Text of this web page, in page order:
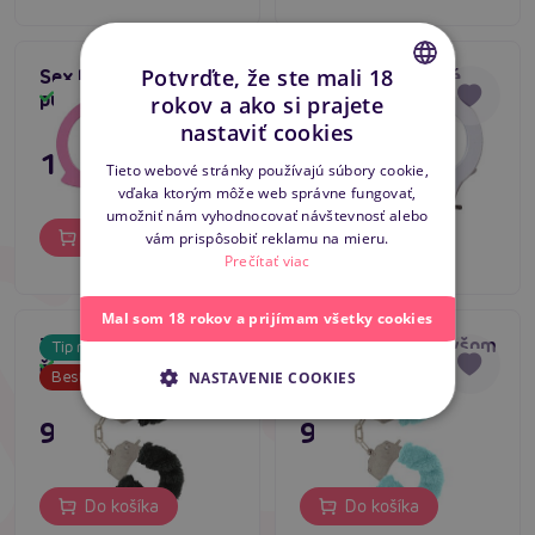
Sex Extra kovové
putá ružová
11,80 €
Do košíka
Sex Extra kovové
putá biela
Skladom
11,80 €
Do košíka
Tip na darček
Bestseller
ToyJoy Putá s plyšom
čierne
Skladom
9,96 €
Do košíka
ToyJoy Putá s plyšom
modré
9,96 €
Do košíka
CZECH
ENGLISH
Potvrďte, že ste mali 18
rokov a ako si prajete
nastaviť cookies
Tieto webové stránky používajú súbory cookie,
vďaka ktorým môže web správne fungovať,
umožniť nám vyhodnocovať návštevnosť alebo
vám prispôsobiť reklamu na mieru.
Prečítať viac
Mal som 18 rokov a prijímam všetky cookies
NASTAVENIE COOKIES